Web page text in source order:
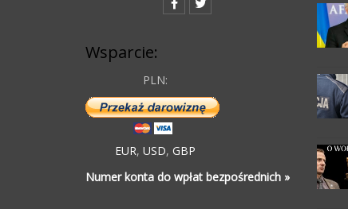
Wsparcie:
PLN:
EUR, USD, GBP
Numer konta do wpłat bezpośrednich »